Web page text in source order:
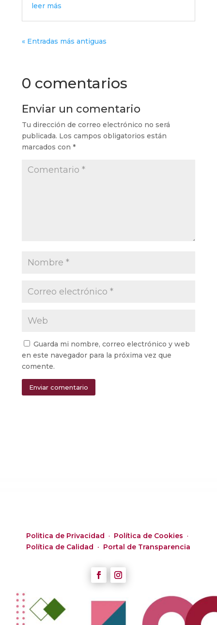
leer más
« Entradas más antiguas
0 comentarios
Enviar un comentario
Tu dirección de correo electrónico no será
publicada. Los campos obligatorios están
marcados con *
Guarda mi nombre, correo electrónico y web
en este navegador para la próxima vez que
comente.
Enviar comentario
Politica de Privacidad · Política de Cookies ·
Política de Calidad · Portal de Transparencia